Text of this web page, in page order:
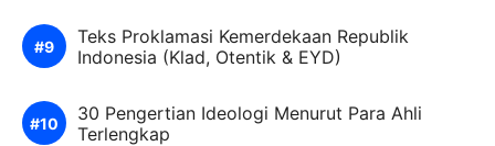
Teks Proklamasi Kemerdekaan Republik
Indonesia (Klad, Otentik & EYD)
30 Pengertian Ideologi Menurut Para Ahli
Terlengkap